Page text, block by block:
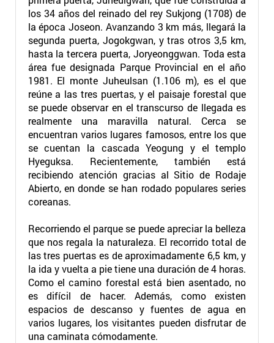
los 34 años del reinado del rey Sukjong (1708) de
la época Joseon. Avanzando 3 km más, llegará la
segunda puerta, Jogokgwan, y tras otros 3,5 km,
hasta la tercera puerta, Joryeonggwan. Toda esta
área fue designada Parque Provincial en el año
1981. El monte Juheulsan (1.106 m), es el que
reúne a las tres puertas, y el paisaje forestal que
se puede observar en el transcurso de llegada es
realmente una maravilla natural. Cerca se
encuentran varios lugares famosos, entre los que
se cuentan la cascada Yeogung y el templo
Hyeguksa. Recientemente, también está
recibiendo atención gracias al Sitio de Rodaje
Abierto, en donde se han rodado populares series
coreanas.
Recorriendo el parque se puede apreciar la belleza
que nos regala la naturaleza. El recorrido total de
las tres puertas es de aproximadamente 6,5 km, y
la ida y vuelta a pie tiene una duración de 4 horas.
Como el camino forestal está bien asentado, no
es difícil de hacer. Además, como existen
espacios de descanso y fuentes de agua en
varios lugares, los visitantes pueden disfrutar de
una caminata cómodamente.